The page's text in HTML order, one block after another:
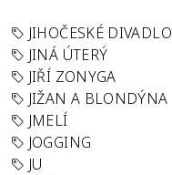
JIHOČESKÉ DIVADLO
JINÁ ÚTERÝ
JIŘÍ ZONYGA
JIŽAN A BLONDÝNA
JMELÍ
JOGGING
JU